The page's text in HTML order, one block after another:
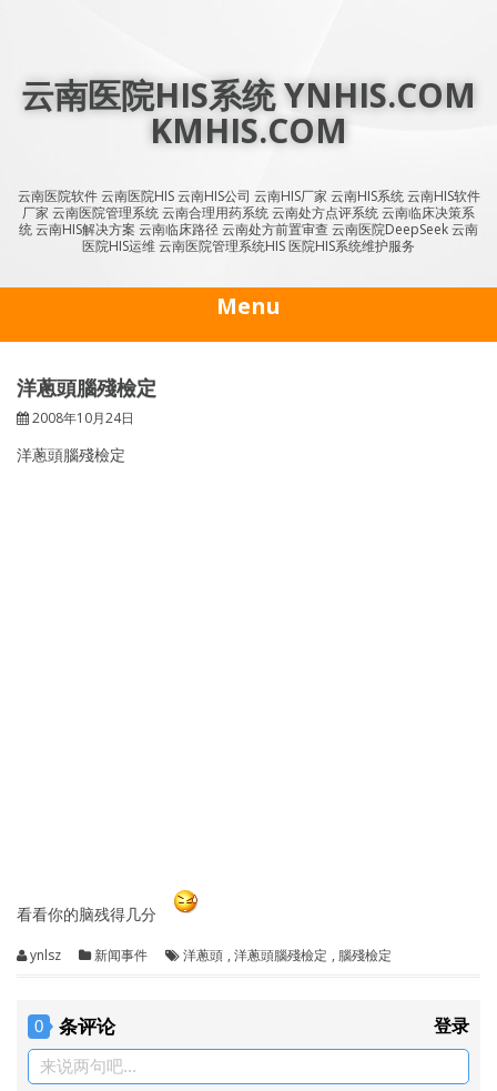
云南医院HIS系统 YNHIS.COM
KMHIS.COM
云南医院软件 云南医院HIS 云南HIS公司 云南HIS厂家 云南HIS系统 云南HIS软件
厂家 云南医院管理系统 云南合理用药系统 云南处方点评系统 云南临床决策系
统 云南HIS解决方案 云南临床路径 云南处方前置审查 云南医院DeepSeek 云南
医院HIS运维 云南医院管理系统HIS 医院HIS系统维护服务
Menu
洋蔥頭腦殘檢定
2008年10月24日
洋蔥頭腦殘檢定
看看你的脑残得几分
ynlsz 新闻事件 洋蔥頭 , 洋蔥頭腦殘檢定 , 腦殘檢定
0 条评论 登录
来说两句吧...